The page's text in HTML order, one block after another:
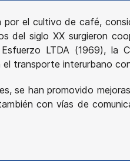
por el cultivo de café,
del siglo XX surgieron
LTDA (1969), la
transporte interurbano
se han promovido
con vías de